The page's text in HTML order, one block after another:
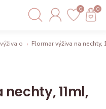
0 0
o nechtyFlormar výživa na nechty,
11ml,